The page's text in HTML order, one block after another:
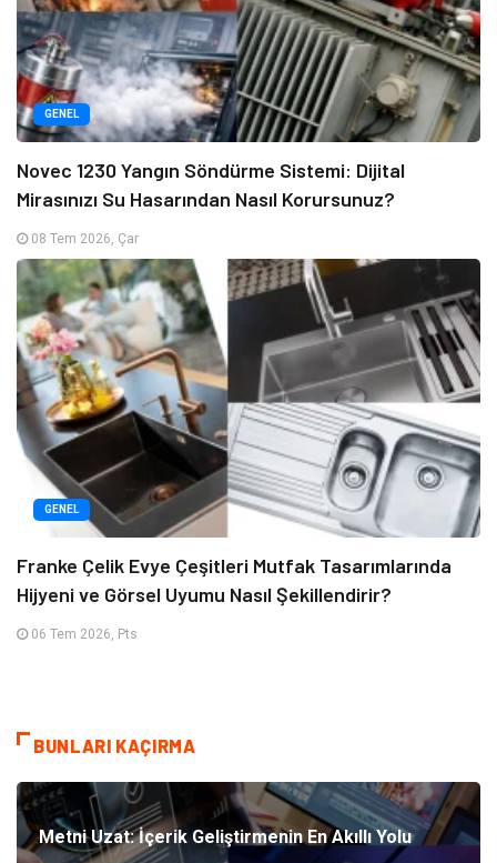
GENEL
Novec 1230 Yangın Söndürme Sistemi: Dijital
Mirasınızı Su Hasarından Nasıl Korursunuz?
08 Tem 2026, Çar
GENEL
Franke Çelik Evye Çeşitleri Mutfak Tasarımlarında
Hijyeni ve Görsel Uyumu Nasıl Şekillendirir?
06 Tem 2026, Pts
BUNLARI KAÇIRMA
Metni Uzat: İçerik Geliştirmenin En Akıllı Yolu